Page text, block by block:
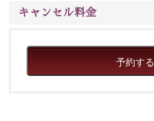
キャンセル料金
予約する